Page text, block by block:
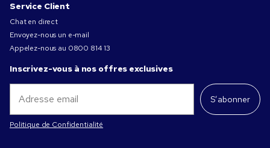
Service Client
Chat en direct
Envoyez-nous un e-mail
Appelez-nous au 0800 814 13
Inscrivez-vous à nos offres exclusives
S’abonner
Politique de Confidentialité